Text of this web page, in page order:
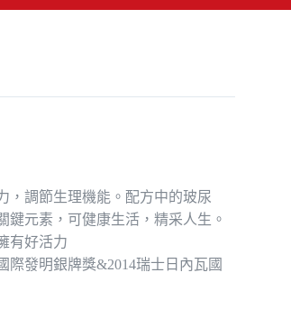
，調節生理機能。配方中的玻尿
鍵元素，可健康生活，精采人生。
有好活力
際發明銀牌獎&2014瑞士日內瓦國